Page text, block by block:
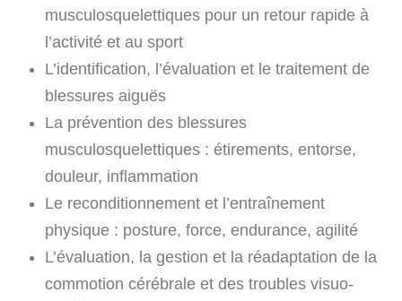
musculosquelettiques pour un retour rapide à
l’activité et au sport
L’identification, l’évaluation et le traitement de
blessures aiguës
La prévention des blessures
musculosquelettiques : étirements, entorse,
douleur, inflammation
Le reconditionnement et l’entraînement
physique : posture, force, endurance, agilité
L’évaluation, la gestion et la réadaptation de la
commotion cérébrale et des troubles visuo-